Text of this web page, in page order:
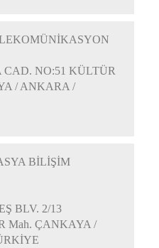
CAD. NO:51 KÜLTÜR
/ ANKARA /
BİLİŞİM
BLV. 2/13
Mah. ÇANKAYA /